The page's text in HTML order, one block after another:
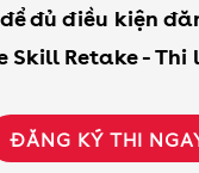
để đủ điều kiện
Skill Retake - Thi
ĐĂNG KÝ THI